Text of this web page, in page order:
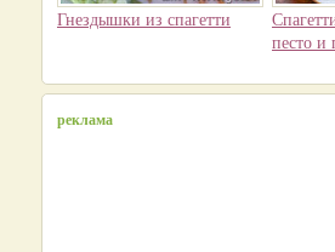
Гнездышки из спагетти
песто и
реклама